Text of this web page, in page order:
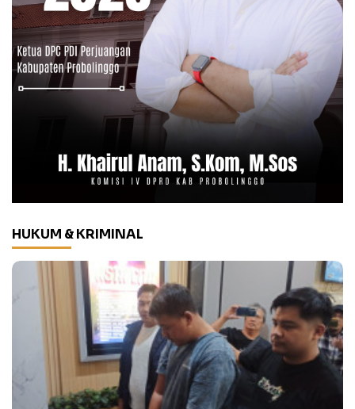
HUKUM & KRIMINAL